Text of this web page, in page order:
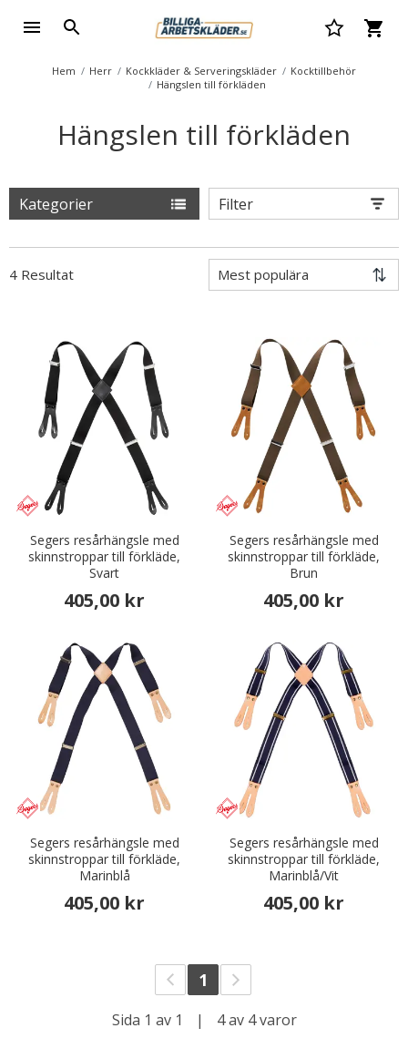
Hem Herr Kockkläder & Serveringskläder
Kocktillbehör
Hängslen till förkläden
Hängslen till förkläden
Kategorier Filter
4 Resultat
Segers resårhängsle med
skinnstroppar till förkläde,
Svart
405,00 kr
Segers resårhängsle med
skinnstroppar till förkläde,
Brun
405,00 kr
Segers resårhängsle med
skinnstroppar till förkläde,
Marinblå
405,00 kr
Segers resårhängsle med
skinnstroppar till förkläde,
Marinblå/Vit
405,00 kr
1
Sida 1 av 1 | 4 av 4 varor